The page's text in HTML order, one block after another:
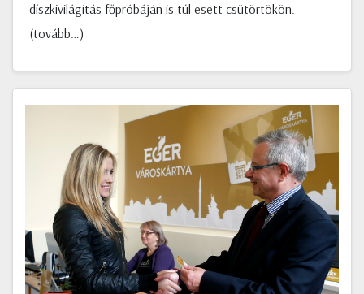
díszkivilágítás főpróbáján is túl esett csütörtökön.
(tovább…)